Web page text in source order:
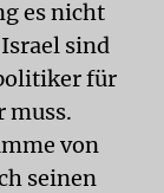
es nicht
sind
für
muss.
von
seinen